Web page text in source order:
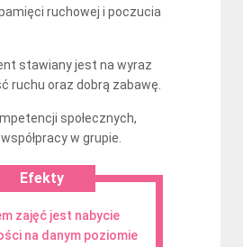
ruchowej i poczucia
stawiany jest na wyraz
ruchu oraz dobrą zabawę.
społecznych,
w grupie.
Efekty
zajęć jest nabycie
na danym poziomie